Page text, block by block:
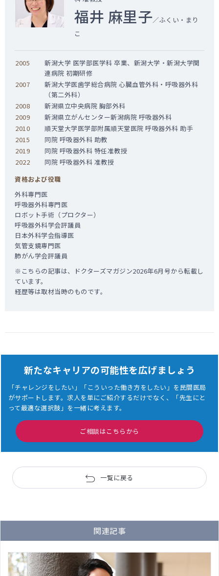
福井 麻里子／ふくい・まり
こ
2005
新潟大学 医学部医学科 卒業、新潟大学・新潟大学関
連病院 初期研修
2007
新潟大学医歯学総合病院 心臓血管外科・呼吸器外科
（第二外科）
2008
新潟県立中央病院 胸部外科
2009
新潟県立がんセンター新潟病院 呼吸器外科
2010
順天堂大学医学部附属順天堂医院 呼吸器外科 助手
2015
同院 呼吸器外科 助教
2019
同院 呼吸器外科 特任准教授
2022
同院 呼吸器外科 准教授
資格および役職
外科専門医
呼吸器外科専門医
ロボット手術（プロクター）
呼吸器外科学会評議員
日本外科学会指導医
気管支鏡専門医
肺がん学会評議員
※こちらの記事は、ドクターズマガジン2026年6月号から転載し
ています。
経歴等は取材当時のものです。
新たなキャリアの可能性を広げましょう
「チャレンジをしたい」「こういった働き方をしたい」を民間医局
がサポートします。求人を単にご紹介するだけでなく、「先生にと
って最適な選択肢」を一緒に考えます。
ご相談はこちらから
一覧に戻る
関連記事